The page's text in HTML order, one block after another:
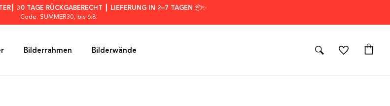
30 TAGE RÜCKGABERECHT ┃ LIEFERUNG IN 2–7 TAGEN 📦✨
Code: SUMMER30, bis 6.8.
Bilderrahmen Bilderwände